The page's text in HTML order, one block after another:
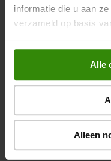
informatie die u aan
verzameld op basis
Alle
Alleen
Alle Solis
Solis melkopschuimers
Solis waterkokers